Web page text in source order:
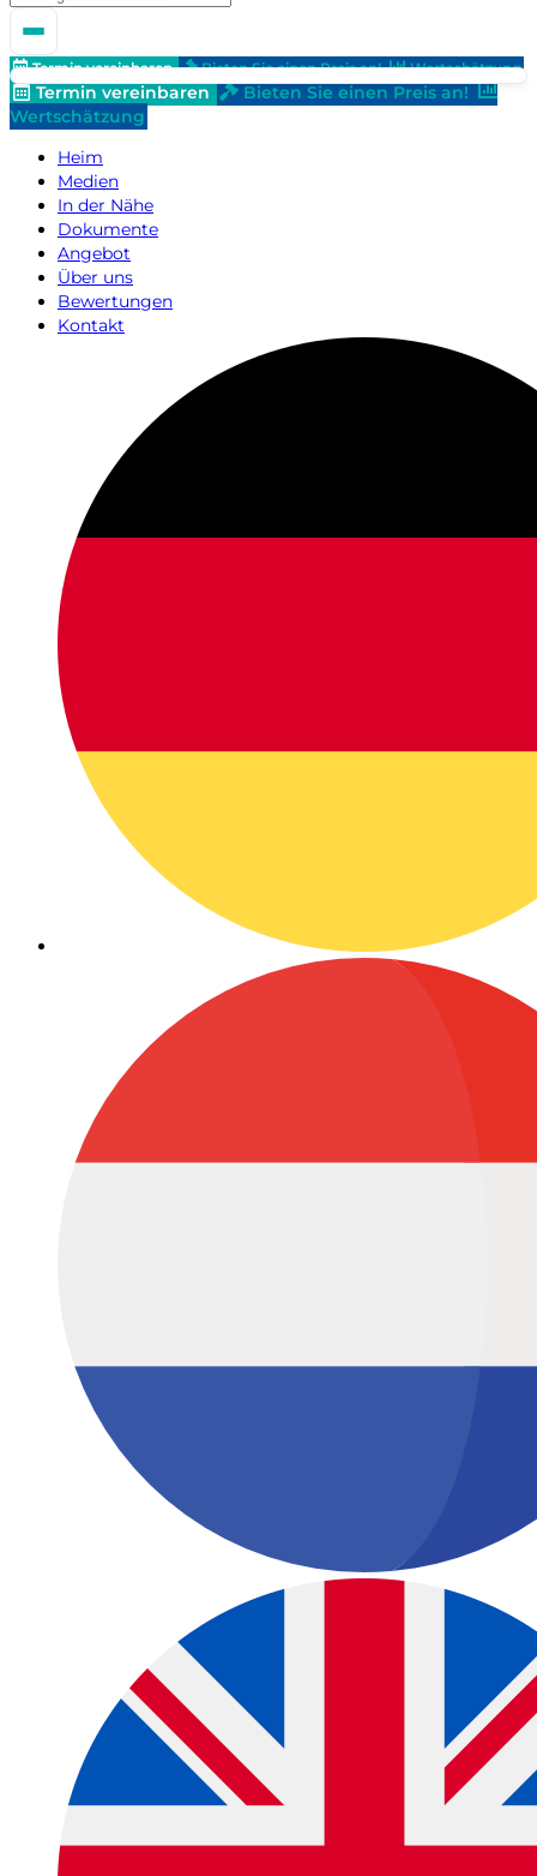
Termin vereinbaren Bieten Sie einen Preis an! Wertschätzung
Termin vereinbaren
Bieten Sie einen Preis an!
Wertschätzung
Heim
Medien
In der Nähe
Dokumente
Angebot
Über uns
Bewertungen
Kontakt